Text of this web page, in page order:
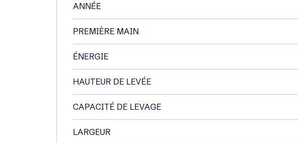
ANNÉE
PREMIÈRE MAIN
ÉNERGIE
HAUTEUR DE LEVÉE
CAPACITÉ DE LEVAGE
LARGEUR